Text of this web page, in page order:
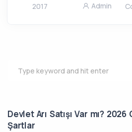
2017
Admin
Devlet Arı Satışı Var mı?
Şartlar